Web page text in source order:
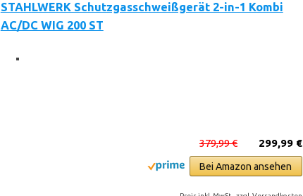
STAHLWERK Schutzgasschweißgerät 2-in-1 Kombi
AC/DC WIG 200 ST
299,99 €
379,99 €
Bei Amazon ansehen